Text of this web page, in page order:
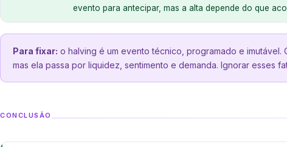
evento para antecipar, mas a alta depende do que
Para fixar: o halving é um evento técnico, programado e
mas ela passa por liquidez, sentimento e demanda. Ignorar esses
CONCLUSÃO